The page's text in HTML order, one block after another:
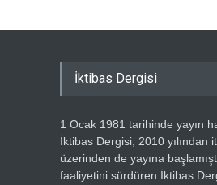
İktibas Dergisi
1 Ocak 1981 tarihinde yayın
İktibas Dergisi, 2010 yılından
üzerinden de yayına
faaliyetini sürdüren İktibas